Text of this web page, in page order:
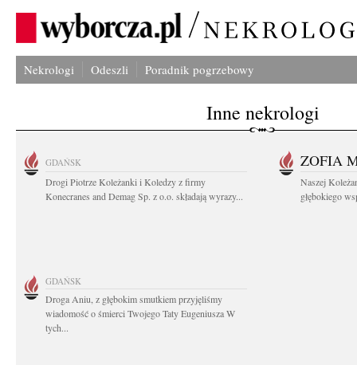
Nekrologi Odeszli Poradnik pogrzebowy
Inne nekrologi
GDAŃSK
Drogi Piotrze Koleżanki i Koledzy z firmy
Konecranes and Demag Sp. z o.o. składają wyrazy...
ZOFIA
Naszej
głębokiego
GDAŃSK
Droga Aniu, z głębokim smutkiem przyjęliśmy
wiadomość o śmierci Twojego Taty Eugeniusza W
tych...